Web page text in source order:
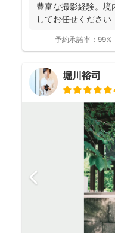
豊富な撮影経験。
してお任せください
予約承諾率： 99%
堀川裕司